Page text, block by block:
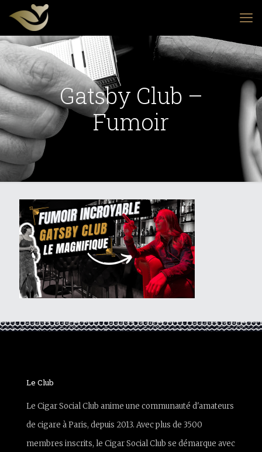
Gatsby Club –
Fumoir
Le Club
Le Cigar Social Club anime une communauté d'amateurs
de cigare à Paris, depuis 2013. Avec plus de 3500
membres inscrits, le Cigar Social Club se démarque avec